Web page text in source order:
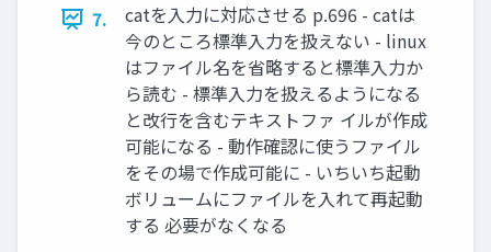
7.
catを入力に対応させる p.696 - catは
今のところ標準入力を扱えない - linux
はファイル名を省略すると標準入力か
ら読む - 標準入力を扱えるようになる
と改行を含むテキストファ イルが作成
可能になる - 動作確認に使うファイル
をその場で作成可能に - いちいち起動
ボリュームにファイルを入れて再起動
する 必要がなくなる